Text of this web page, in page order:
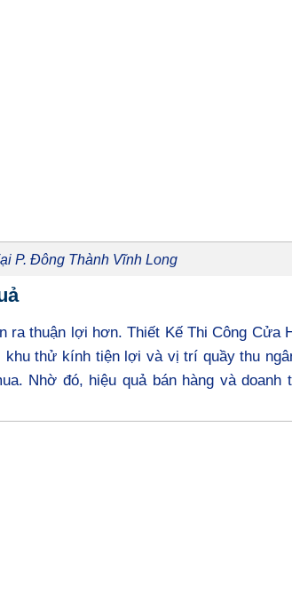
P. Đông Thành Vĩnh Long
thuận lợi hơn. Thiết Kế Thi Công Cửa
khu thử kính tiện lợi và vị trí quầy thu
Nhờ đó, hiệu quả bán hàng và doanh